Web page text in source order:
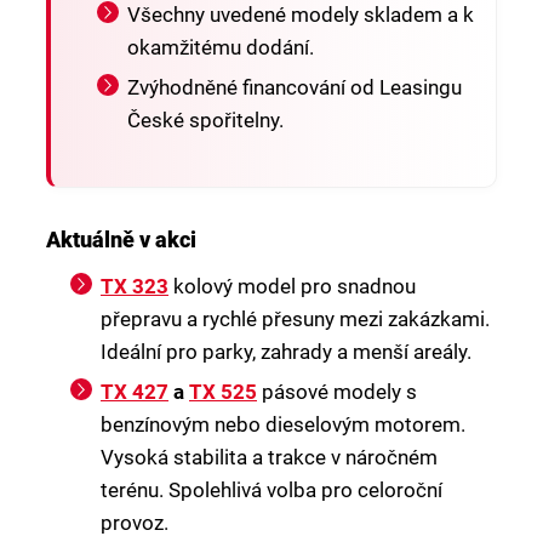
Všechny uvedené modely skladem a k
okamžitému dodání.
Zvýhodněné financování od Leasingu
České spořitelny.
Aktuálně v akci
TX 323 kolový model pro snadnou
přepravu a rychlé přesuny mezi zakázkami.
Ideální pro parky, zahrady a menší areály.
TX 427 a TX 525 pásové modely s
benzínovým nebo dieselovým motorem.
Vysoká stabilita a trakce v náročném
terénu. Spolehlivá volba pro celoroční
provoz.